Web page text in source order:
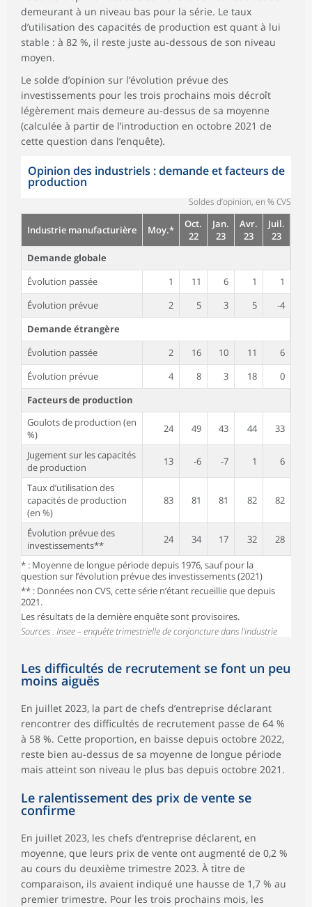
demeurant à un niveau bas pour la série. Le taux
d’utilisation des capacités de production est quant à lui
stable : à 82 %, il reste juste au-dessous de son niveau
moyen.
Le solde d’opinion sur l’évolution prévue des
investissements pour les trois prochains mois décroît
légèrement mais demeure au-dessus de sa moyenne
(calculée à partir de l’introduction en octobre 2021 de
cette question dans l’enquête).
Opinion des industriels : demande et facteurs de
production
Soldes d’opinion, en % CVS
Industrie manufacturière Moy.*
Oct.
22
Jan.
23
Avr.
23
Juil.
23
Demande globale
Évolution passée
1 11 6 1
1
Évolution prévue
2 5 3 5
-4
Demande étrangère
Évolution passée
2 16 10 11
6
Évolution prévue
4 8 3 18
0
Facteurs de production
Goulots de production (en
%)
24 49 43 44 33
Jugement sur les capacités
de production
13 -6 -7 1 6
Taux d’utilisation des
capacités de production
(en %)
83 81 81 82 82
Évolution prévue des
investissements**
24 34 17 32 28
* : Moyenne de longue période depuis 1976, sauf pour la
question sur l’évolution prévue des investissements (2021)
** : Données non CVS, cette série n’étant recueillie que depuis
2021.
Les résultats de la dernière enquête sont provisoires.
Sources : Insee – enquête trimestrielle de conjoncture dans l’industrie
Les difficultés de recrutement se font un peu
moins aiguës
En juillet 2023, la part de chefs d’entreprise déclarant
rencontrer des difficultés de recrutement passe de 64 %
à 58 %. Cette proportion, en baisse depuis octobre 2022,
reste bien au-dessus de sa moyenne de longue période
mais atteint son niveau le plus bas depuis octobre 2021.
Le ralentissement des prix de vente se
confirme
En juillet 2023, les chefs d’entreprise déclarent, en
moyenne, que leurs prix de vente ont augmenté de 0,2 %
au cours du deuxième trimestre 2023. À titre de
comparaison, ils avaient indiqué une hausse de 1,7 % au
premier trimestre. Pour les trois prochains mois, les